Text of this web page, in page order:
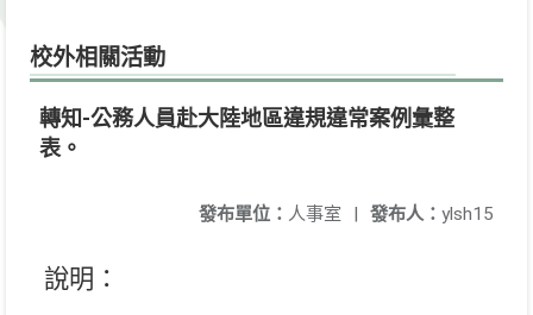
校外相關活動
轉知-公務人員赴大陸地區違規違常案例彙整
表。
發布人： ylsh15
發布單位： 人事室 |
說明：